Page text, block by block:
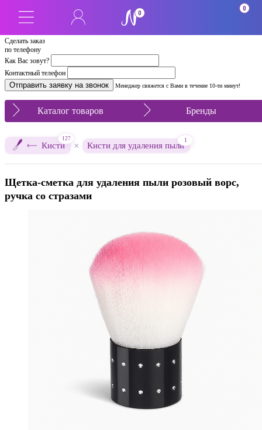
Сделать заказ
по телефону
Как Вас зовут?
Контактный телефон
Менеджер свяжется с Вами в течение 10-ти минут!
0
0
Каталог товаров Бренды
Кисти
127
× Кисти для удаления пыли
1
Щетка-сметка для удаления пыли розовый ворс,
ручка со стразами